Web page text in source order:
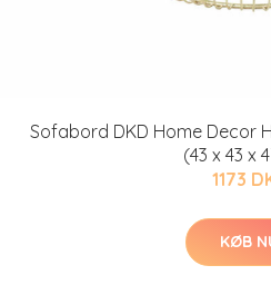
Sofabord DKD Home Decor
(43 x 43 x
1173
KØB